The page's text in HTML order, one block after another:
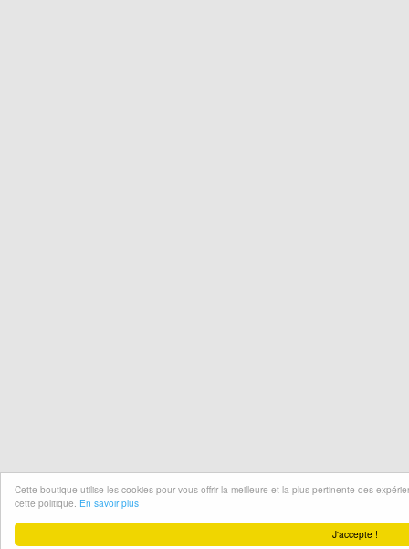
J'accepte !
Cette boutique utilise les cookies pour vous offrir la meilleure et la plus pertinente des
cette politique. En savoir plus